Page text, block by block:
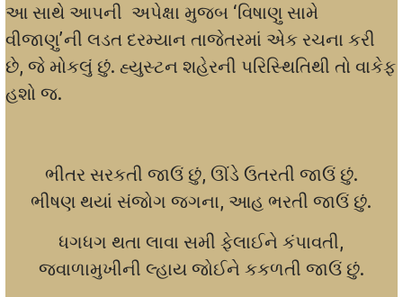
આ સાથે આપની અપેક્ષા મુજબ ‘વિષાણુ સામે
વીજાણુ’ની લડત દરમ્યાન તાજેતરમાં એક રચના કરી
છે, જે મોકલું છું. હ્યુસ્ટન શહેરની પરિસ્થિતિથી તો વાકેફ
હશો જ.
ભીતર સરકતી જાઉં છું, ઊંડે ઉતરતી જાઉં છું.
ભીષણ થયાં સંજોગ જગના, આહ ભરતી જાઉં છું.
ધગધગ થતા લાવા સમી ફેલાઈને કંપાવતી,
જવાળામુખીની લ્હાય જોઈને કકળતી જાઉં છું.